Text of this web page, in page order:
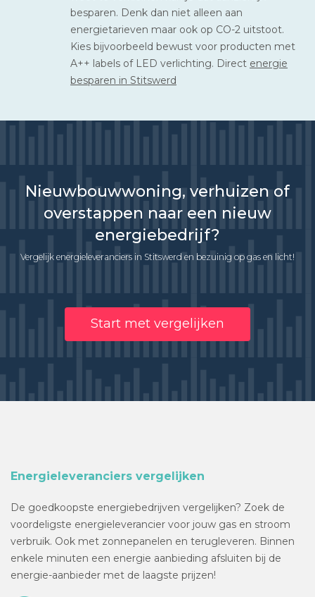
besparen. Denk dan niet alleen aan
energietarieven maar ook op CO-2 uitstoot.
Kies bijvoorbeeld bewust voor producten met
A++ labels of LED verlichting. Direct energie
besparen in Stitswerd
Nieuwbouwwoning, verhuizen of
overstappen naar een nieuw
energiebedrijf?
Vergelijk energieleveranciers in Stitswerd en bezuinig op gas en licht!
Start met vergelijken
Energieleveranciers vergelijken
De goedkoopste energiebedrijven vergelijken? Zoek de
voordeligste energieleverancier voor jouw gas en stroom
verbruik. Ook met zonnepanelen en terugleveren. Binnen
enkele minuten een energie aanbieding afsluiten bij de
energie-aanbieder met de laagste prijzen!